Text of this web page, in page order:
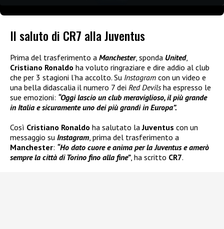
Il saluto di CR7 alla Juventus
Prima del trasferimento a Manchester, sponda United,
Cristiano Ronaldo ha voluto ringraziare e dire addio al club
che per 3 stagioni l’ha accolto. Su Instagram con un video e
una bella didascalia il numero 7 dei Red Devilsha espresso le
sue emozioni: “Oggi lascio un club meraviglioso, il più grande
in Italia e sicuramente uno dei più grandi in Europa”.
Così Cristiano Ronaldo ha salutato laJuventus con un
messaggio su Instagram, prima del trasferimento a
Manchester: “Ho dato cuore e anima per la Juventus e amerò
sempre la città di Torino fino alla fine”, ha scritto CR7.